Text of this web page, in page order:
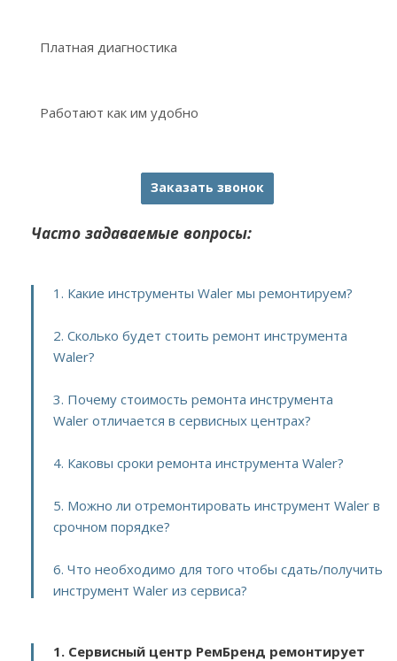
Платная диагностика
Работают как им удобно
Заказать звонок
Часто задаваемые вопросы:
1. Какие инструменты Waler мы ремонтируем?
2. Сколько будет стоить ремонт инструмента
Waler?
3. Почему стоимость ремонта инструмента
Waler отличается в сервисных центрах?
4. Каковы сроки ремонта инструмента Waler?
5. Можно ли отремонтировать инструмент Waler в
срочном порядке?
6. Что необходимо для того чтобы сдать/получить
инструмент Waler из сервиса?
1. Сервисный центр РемБренд ремонтирует